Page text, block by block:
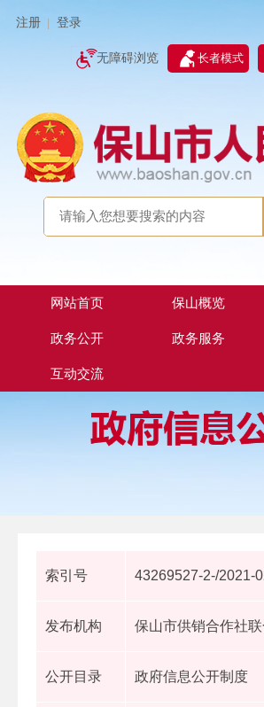
注册 登录
无障碍浏览 长者模式
网站首页 保山概览
政务公开 政务服务
互动交流
索引号 43269527-2-/2021-
发布机构 保山市供销合作社
公开目录 政府信息公开制度